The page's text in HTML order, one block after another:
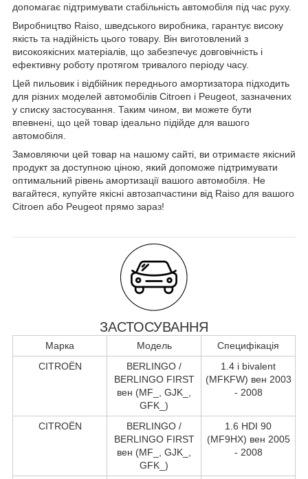
допомагає підтримувати стабільність автомобіля під час руху.
Виробництво Raiso, шведського виробника, гарантує високу
якість та надійність цього товару. Він виготовлений з
високоякісних матеріалів, що забезпечує довговічність і
ефективну роботу протягом тривалого періоду часу.
Цей пильовик і відбійник переднього амортизатора підходить
для різних моделей автомобілів Citroen і Peugeot, зазначених
у списку застосування. Таким чином, ви можете бути
впевнені, що цей товар ідеально підійде для вашого
автомобіля.
Замовляючи цей товар на нашому сайті, ви отримаєте якісний
продукт за доступною ціною, який допоможе підтримувати
оптимальний рівень амортизації вашого автомобіля. Не
вагайтеся, купуйте якісні автозапчастини від Raiso для вашого
Citroen або Peugeot прямо зараз!
ЗАСТОСУВАННЯ
Марка Модель
Специфікація
CITROËN
BERLINGO /
BERLINGO FIRST
вен (MF_, GJK_,
GFK_)
1.4 i bivalent
(MFKFW) вен 2003
- 2008
CITROËN
BERLINGO /
BERLINGO FIRST
вен (MF_, GJK_,
GFK_)
1.6 HDI 90
(MF9HX) вен 2005
- 2008